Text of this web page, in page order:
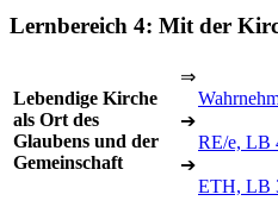
Lernbereich 4: Mit der
Lebendige Kirche
als Ort des
Glaubens und der
Gemeinschaft
⇒
➔
RE/e, LB
➔
ETH, LB